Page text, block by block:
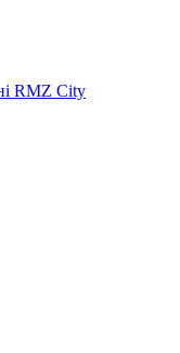
RMZ City